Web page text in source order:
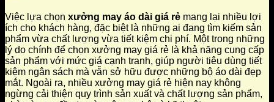
Việc lựa chọn xưởng may áo dài giá rẻ mang lại nhiều lợi
ích cho khách hàng, đặc biệt là những ai đang tìm kiếm sản
phẩm vừa chất lượng vừa tiết kiệm chi phí. Một trong những
lý do chính để chọn xưởng may giá rẻ là khả năng cung cấp
sản phẩm với mức giá cạnh tranh, giúp người tiêu dùng tiết
kiệm ngân sách mà vẫn sở hữu được những bộ áo dài đẹp
mắt. Ngoài ra, nhiều xưởng may giá rẻ hiện nay không
ngừng cải thiện quy trình sản xuất và chất lượng sản phẩm,